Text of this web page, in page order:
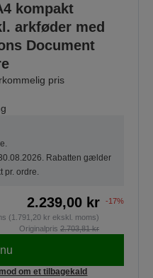
kompakt
arkføder med
Document
pris
Rabatten gælder
pr. ordre.
2.239,00 kr
-17%
(1.791,20 kr ekskl. moms)
Originalpris 2.703,81 kr
om et tilbagekald